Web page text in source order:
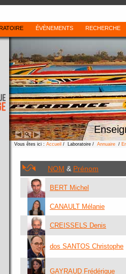
ÉVÈNEMENTS RECHERCHE
Vous êtes ici : Accueil / Laboratoire / Annuaire /
NOM & Prénom
BERT Michel
CANAULT Mélanie
CREISSELS Denis
dos SANTOS Christophe
GAYRAUD Frédérique